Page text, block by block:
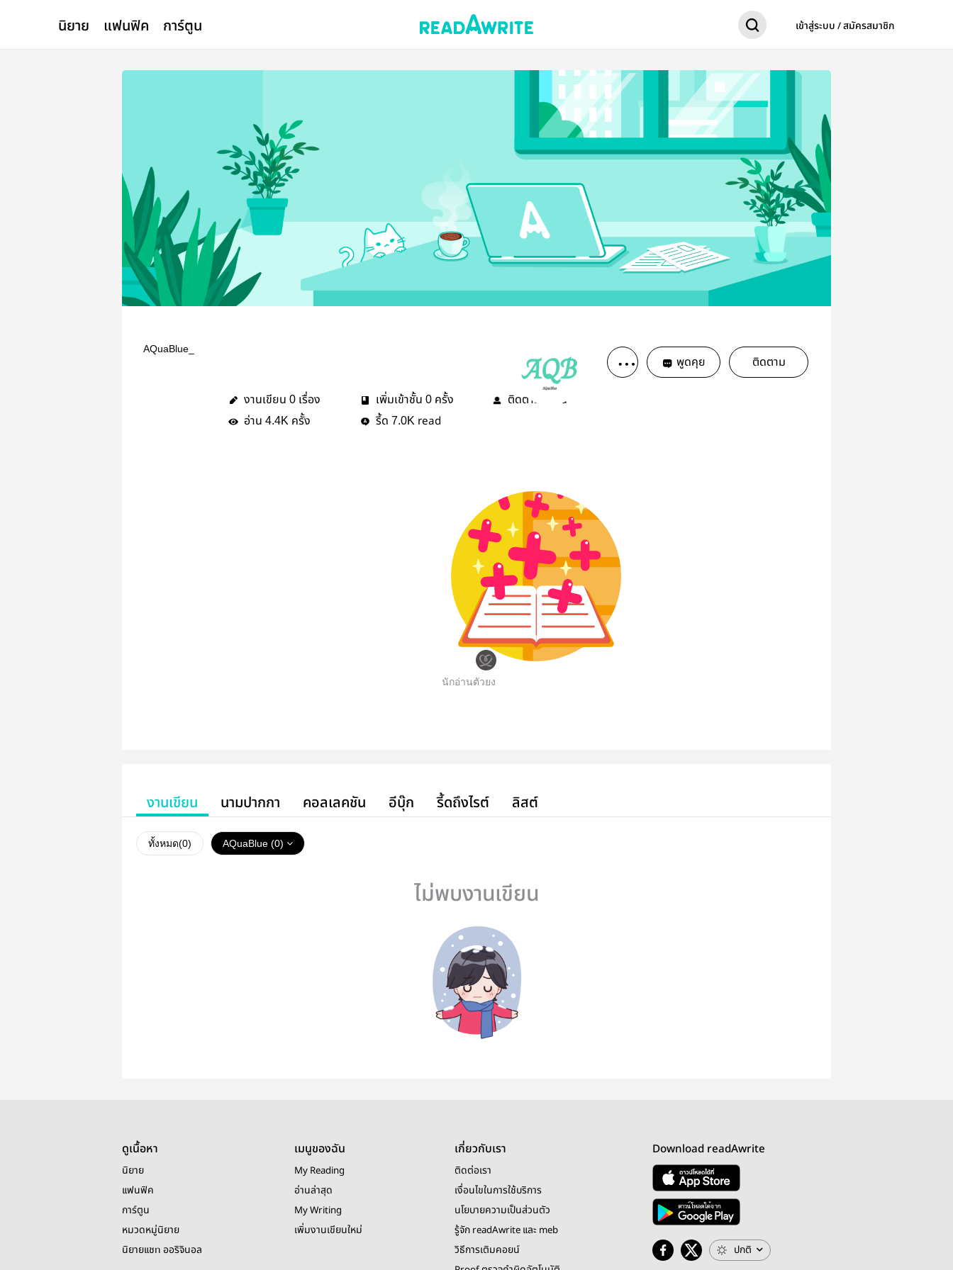
นิยาย แฟนฟิค การ์ตูน เข้าสู่ระบบ / สมัครสมาชิก
AQuaBlue_
พูดคุย ติดตาม
งานเขียน 0 เรื่อง เพิ่มเข้าชั้น 0 ครั้ง ติดตาม
คน
อ่าน 4.4K ครั้ง รี้ด 7.0K read
นักอ่านตัวยง
งานเขียน นามปากกา คอลเลคชัน อีบุ๊ก รี้ดถึงไรต์ ลิสต์
ทั้งหมด(0) AQuaBlue (0)
ไม่พบงานเขียน
ดูเนื้อหา
นิยาย
แฟนฟิค
การ์ตูน
หมวดหมู่นิยาย
นิยายแชท ออริจินอล
เมนูของฉัน
My Reading
อ่านล่าสุด
My Writing
เพิ่มงานเขียนใหม่
เกี่ยวกับเรา
ติดต่อเรา
เงื่อนไขในการใช้บริการ
นโยบายความเป็นส่วนตัว
รู้จัก readAwrite และ meb
วิธีการเติมคอยน์
Download readAwrite
ปกติ